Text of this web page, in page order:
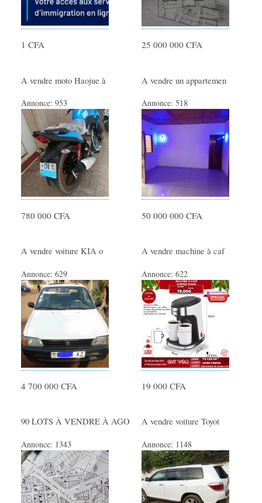
1 CFA 25 000 000 CFA
A vendre moto Haojue à
Annonce: 953
780 000 CFA
A vendre un appartemen
Annonce:518
50 000 000 CFA
A vendre voiture KIA o
Annonce: 629
4 700 000 CFA
A vendre machine à caf
Annonce:622
19 000 CFA
90 LOTS À VENDRE À AGO
Annonce: 1343
A vendre voiture Toyot
Annonce: 1148